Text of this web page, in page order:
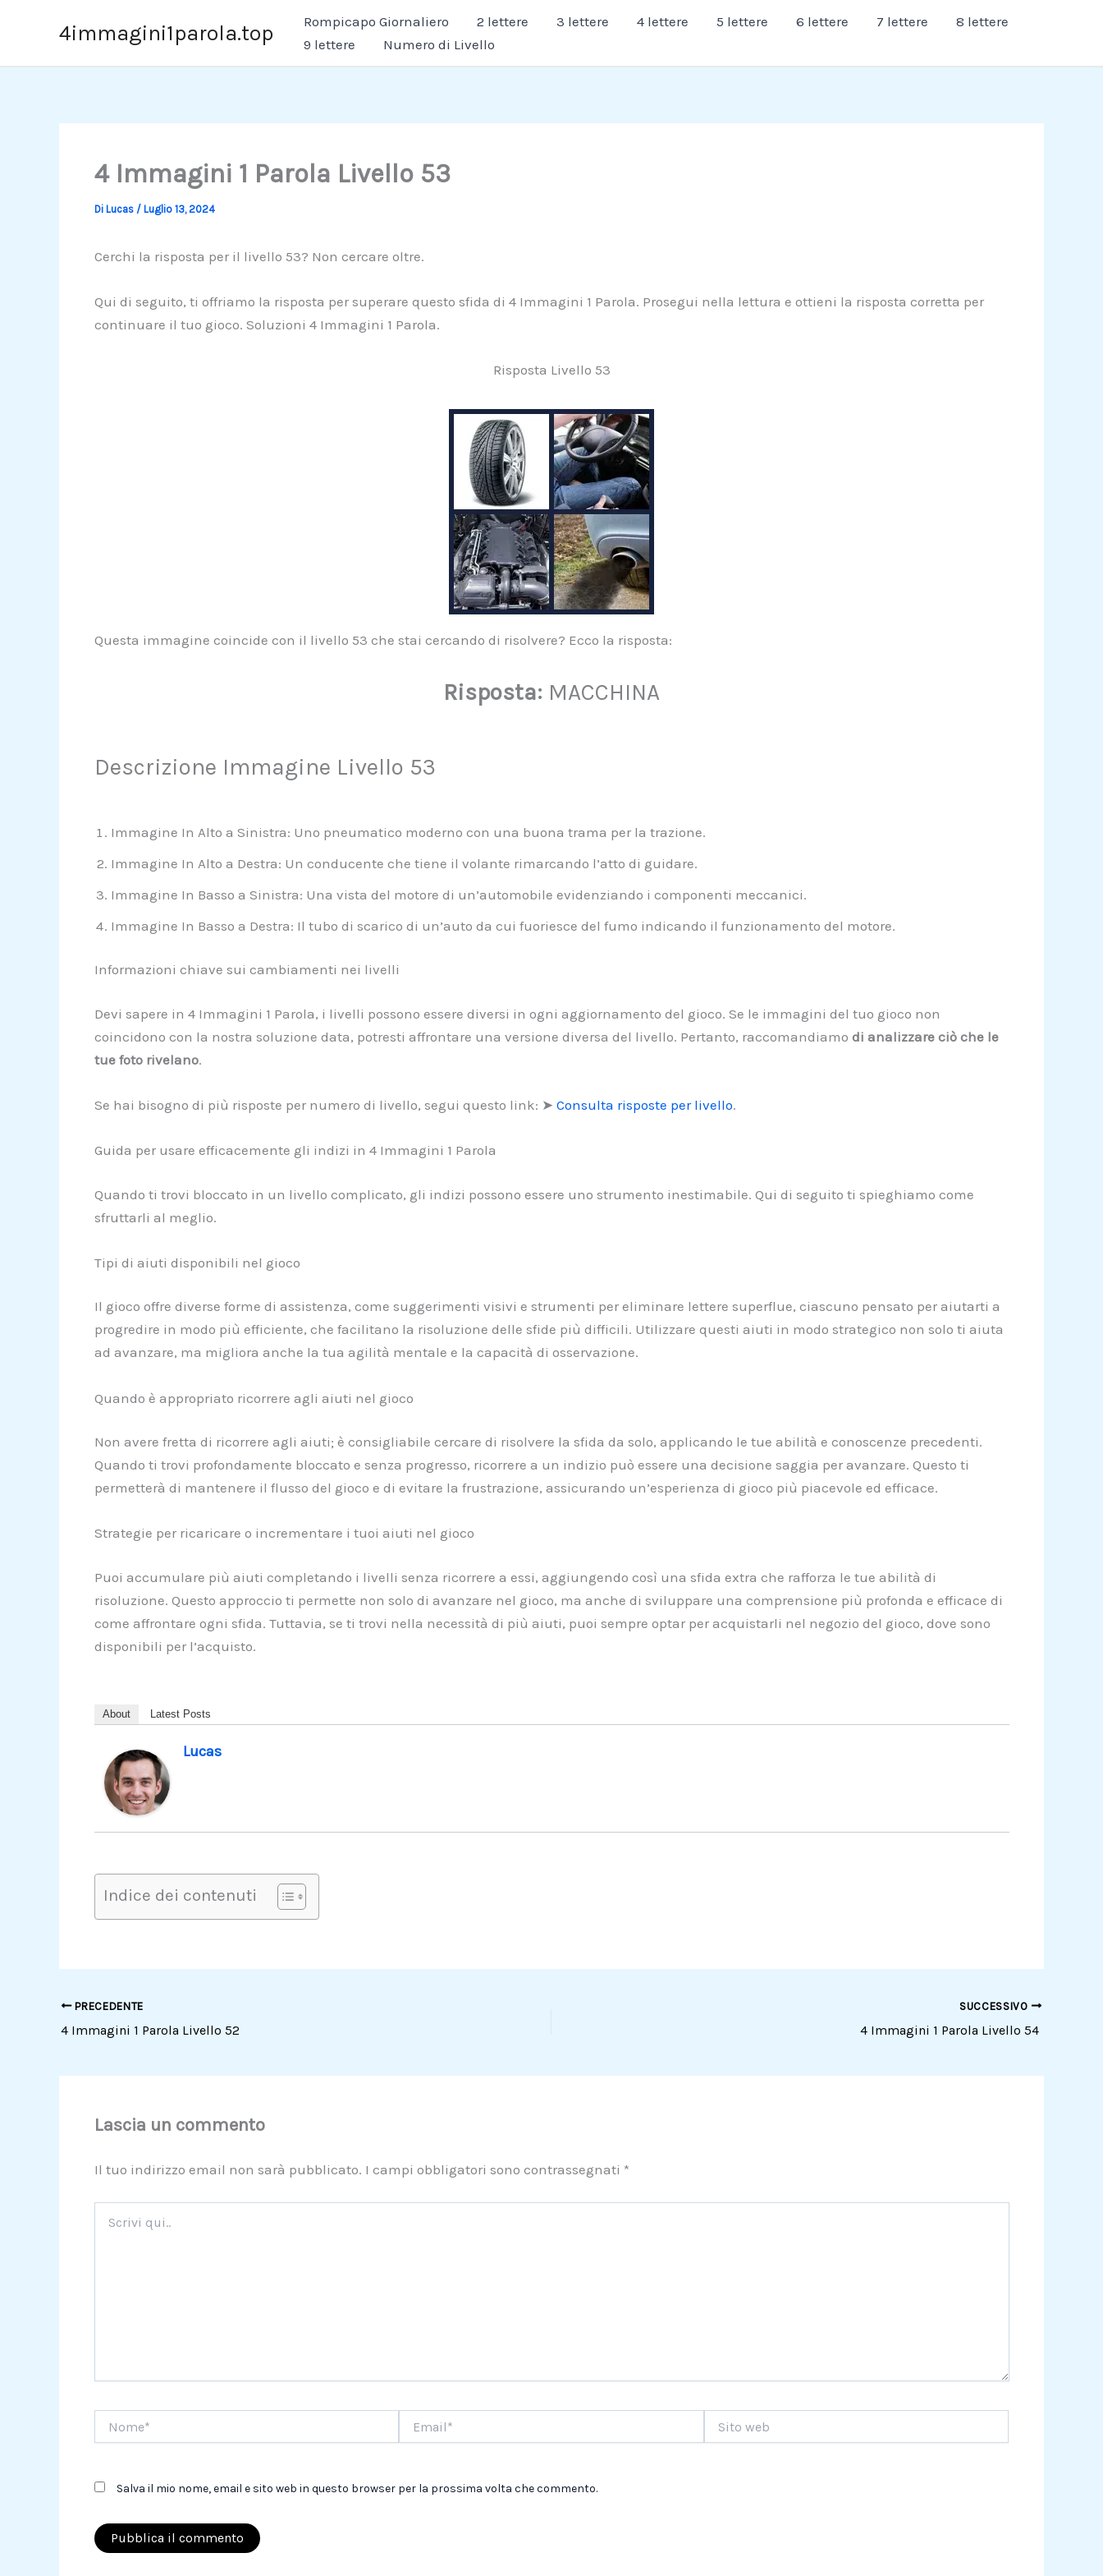
4immagini1parola.top Rompicapo Giornaliero 2 lettere 3 lettere 4 lettere 5 lettere 6 lettere 7 lettere
8 lettere
9 lettere
Numero di Livello
4 Immagini 1 Parola Livello 53
Di Lucas / Luglio 13, 2024
Cerchi la risposta per il livello 53? Non cercare oltre.
Qui di seguito, ti offriamo la risposta per superare questo sfida di 4 Immagini 1 Parola. Prosegui nella lettura e ottieni la risposta corretta per
continuare il tuo gioco. Soluzioni 4 Immagini 1 Parola.
Risposta Livello 53
Questa immagine coincide con il livello 53 che stai cercando di risolvere? Ecco la risposta:
Risposta: MACCHINA
Descrizione Immagine Livello 53
Immagine In Alto a Sinistra: Uno pneumatico moderno con una buona trama per la trazione.
Immagine In Alto a Destra: Un conducente che tiene il volante rimarcando l’atto di guidare.
Immagine In Basso a Sinistra: Una vista del motore di un’automobile evidenziando i componenti meccanici.
Immagine In Basso a Destra: Il tubo di scarico di un’auto da cui fuoriesce del fumo indicando il funzionamento del motore.
Informazioni chiave sui cambiamenti nei livelli
Devi sapere in 4 Immagini 1 Parola, i livelli possono essere diversi in ogni aggiornamento del gioco. Se le immagini del tuo gioco non
coincidono con la nostra soluzione data, potresti affrontare una versione diversa del livello. Pertanto, raccomandiamo di analizzare ciò che le
tue foto rivelano.
Se hai bisogno di più risposte per numero di livello, segui questo link: ➤ Consulta risposte per livello.
Guida per usare efficacemente gli indizi in 4 Immagini 1 Parola
Quando ti trovi bloccato in un livello complicato, gli indizi possono essere uno strumento inestimabile. Qui di seguito ti spieghiamo come
sfruttarli al meglio.
Tipi di aiuti disponibili nel gioco
Il gioco offre diverse forme di assistenza, come suggerimenti visivi e strumenti per eliminare lettere superflue, ciascuno pensato per aiutarti a
progredire in modo più efficiente, che facilitano la risoluzione delle sfide più difficili. Utilizzare questi aiuti in modo strategico non solo ti aiuta
ad avanzare, ma migliora anche la tua agilità mentale e la capacità di osservazione.
Quando è appropriato ricorrere agli aiuti nel gioco
Non avere fretta di ricorrere agli aiuti; è consigliabile cercare di risolvere la sfida da solo, applicando le tue abilità e conoscenze precedenti.
Quando ti trovi profondamente bloccato e senza progresso, ricorrere a un indizio può essere una decisione saggia per avanzare. Questo ti
permetterà di mantenere il flusso del gioco e di evitare la frustrazione, assicurando un’esperienza di gioco più piacevole ed efficace.
Strategie per ricaricare o incrementare i tuoi aiuti nel gioco
Puoi accumulare più aiuti completando i livelli senza ricorrere a essi, aggiungendo così una sfida extra che rafforza le tue abilità di
risoluzione. Questo approccio ti permette non solo di avanzare nel gioco, ma anche di sviluppare una comprensione più profonda e efficace di
come affrontare ogni sfida. Tuttavia, se ti trovi nella necessità di più aiuti, puoi sempre optar per acquistarli nel negozio del gioco, dove sono
disponibili per l’acquisto.
About Latest Posts
Lucas
Indice dei contenuti
PRECEDENTE
4 Immagini 1 Parola Livello 52
SUCCESSIVO
4 Immagini 1 Parola Livello 54
Lascia un commento
Il tuo indirizzo email non sarà pubblicato. I campi obbligatori sono contrassegnati *
qui..
web
Salva il mio nome, email e sito web in questo browser per la prossima volta che commento.